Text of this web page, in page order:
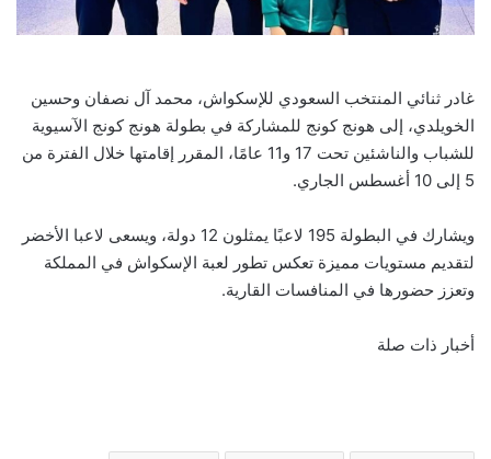
غادر ثنائي المنتخب السعودي للإسكواش، محمد آل نصفان وحسين
الخويلدي، إلى هونج كونج للمشاركة في بطولة هونج كونج الآسيوية
للشباب والناشئين تحت 17 و11 عامًا، المقرر إقامتها خلال الفترة من
5 إلى 10 أغسطس الجاري.
ويشارك في البطولة 195 لاعبًا يمثلون 12 دولة، ويسعى لاعبا الأخضر
لتقديم مستويات مميزة تعكس تطور لعبة الإسكواش في المملكة
وتعزز حضورها في المنافسات القارية.
أخبار ذات صلة